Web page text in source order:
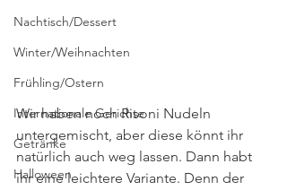
Nachtisch/Dessert
Winter/Weihnachten
Frühling/Ostern
Internationale Gerichte
Getränke
Halloween
Wir haben noch Risoni Nudeln
untergemischt, aber diese könnt ihr
natürlich auch weg lassen. Dann habt
ihr eine leichtere Variante. Denn der